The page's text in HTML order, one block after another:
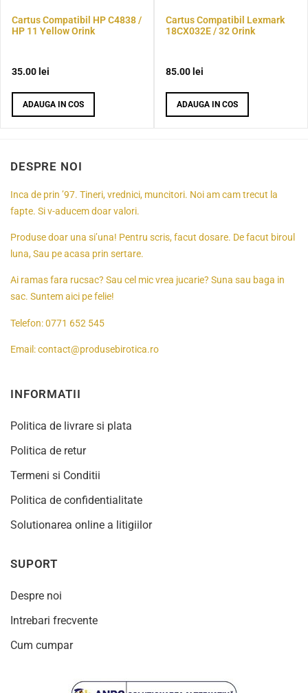
Cartus Compatibil HP C4838 /
HP 11 Yellow Orink
35.00 lei
ADAUGA IN COS
Cartus Compatibil Lexmark
18CX032E / 32 Orink
85.00 lei
ADAUGA IN COS
DESPRE NOI
Inca de prin ’97. Tineri, vrednici, muncitori. Noi am cam trecut la
fapte. Si v-aducem doar valori.
Produse doar una si’una! Pentru scris, facut dosare. De facut biroul
luna, Sau pe acasa prin sertare.
Ai ramas fara rucsac? Sau cel mic vrea jucarie? Suna sau baga in
sac. Suntem aici pe felie!
Telefon:0771 652 545
Email:contact@produsebirotica.ro
INFORMATII
Politica de livrare si plata
Politica de retur
Termeni si Conditii
Politica de confidentialitate
Solutionarea online a litigiilor
SUPORT
Despre noi
Intrebari frecvente
Cum cumpar